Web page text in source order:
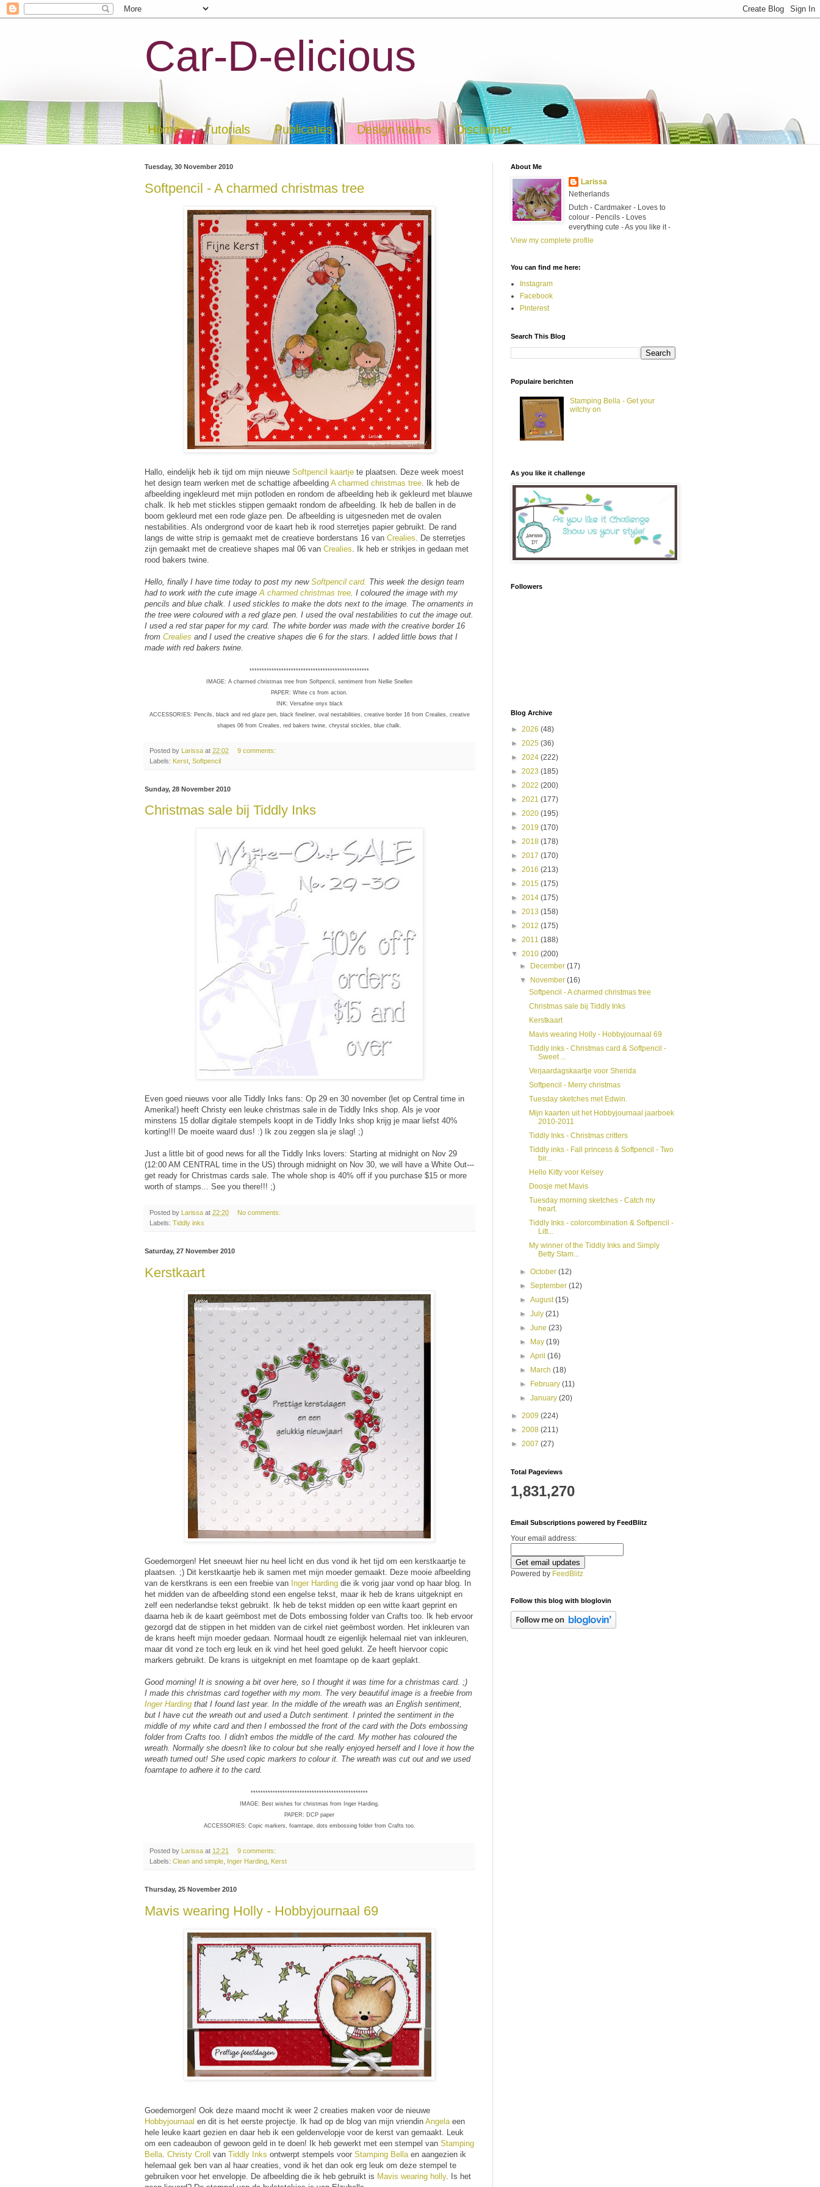
Car-D-elicious
Home Tutorials Publicaties Design teams Disclaimer
Tuesday, 30 November 2010
Softpencil - A charmed christmas tree
Hallo, eindelijk heb ik tijd om mijn nieuwe Softpencil kaartje te plaatsen. Deze week moest
het design team werken met de schattige afbeelding A charmed christmas tree . Ik heb de
afbeelding ingekleurd met mijn potloden en rondom de afbeelding heb ik gekleurd met blauwe
chalk. Ik heb met stickles stippen gemaakt rondom de afbeelding. Ik heb de ballen in de
boom gekleurd met een rode glaze pen. De afbeelding is uitgesneden met de ovalen
nestabilities. Als ondergrond voor de kaart heb ik rood sterretjes papier gebruikt. De rand
langs de witte strip is gemaakt met de creatieve borderstans 16 van Crealies . De sterretjes
zijn gemaakt met de creatieve shapes mal 06 van Crealies . Ik heb er strikjes in gedaan met
rood bakers twine.
Hello, finally I have time today to post my new Softpencil card. This week the design team
had to work with the cute image A charmed christmas tree . I coloured the image with my
pencils and blue chalk. I used stickles to make the dots next to the image. The ornaments in
the tree were coloured with a red glaze pen. I used the oval nestabilities to cut the image out.
I used a red star paper for my card. The white border was made with the creative border 16
from Crealies and I used the creative shapes die 6 for the stars. I added little bows that I
made with red bakers twine.
*************************************************
IMAGE: A charmed christmas tree from Softpencil, sentiment from Nellie Snellen
PAPER: White cs from action.
INK: Versafine onyx black
ACCESSORIES: Pencils, black and red glaze pen, black fineliner, oval nestabilities, creative border 16 from Crealies, creative
shapes 06 from Crealies, red bakers twine, chrystal stickles, blue chalk.
Posted by Larissa at 22:02
9 comments:
Labels: Kerst Softpencil
Sunday, 28 November 2010
Christmas sale bij Tiddly Inks
Even goed nieuws voor alle Tiddly Inks fans: Op 29 en 30 november (let op Central time in
Amerika!) heeft Christy een leuke christmas sale in de Tiddly Inks shop. Als je voor
minstens 15 dollar digitale stempels koopt in de Tiddly Inks shop krijg je maar liefst 40%
korting!!! De moeite waard dus! :) Ik zou zeggen sla je slag! ;)
Just a little bit of good news for all the Tiddly Inks lovers: Starting at midnight on Nov 29
(12:00 AM CENTRAL time in the US) through midnight on Nov 30, we will have a White Out---
get ready for Christmas cards sale. The whole shop is 40% off if you purchase $15 or more
worth of stamps... See you there!!! ;)
Posted by Larissa at 22:20
No comments:
Labels: Tiddly inks
Saturday, 27 November 2010
Kerstkaart
Goedemorgen! Het sneeuwt hier nu heel licht en dus vond ik het tijd om een kerstkaartje te
plaatsen. ;) Dit kerstkaartje heb ik samen met mijn moeder gemaakt. Deze mooie afbeelding
van de kerstkrans is een een freebie van Inger Harding die ik vorig jaar vond op haar blog. In
het midden van de afbeelding stond een engelse tekst, maar ik heb de krans uitgeknipt en
zelf een nederlandse tekst gebruikt. Ik heb de tekst midden op een witte kaart geprint en
daarna heb ik de kaart geëmbost met de Dots embossing folder van Crafts too. Ik heb ervoor
gezorgd dat de stippen in het midden van de cirkel niet geëmbost worden. Het inkleuren van
de krans heeft mijn moeder gedaan. Normaal houdt ze eigenlijk helemaal niet van inkleuren,
maar dit vond ze toch erg leuk en ik vind het heel goed gelukt. Ze heeft hiervoor copic
markers gebruikt. De krans is uitgeknipt en met foamtape op de kaart geplakt.
Good morning! It is snowing a bit over here, so I thought it was time for a christmas card. ;)
I made this christmas card together with my mom. The very beautiful image is a freebie from
Inger Harding that I found last year. In the middle of the wreath was an English sentiment,
but I have cut the wreath out and used a Dutch sentiment. I printed the sentiment in the
middle of my white card and then I embossed the front of the card with the Dots embossing
folder from Crafts too. I didn't embos the middle of the card. My mother has coloured the
wreath. Normally she doesn't like to colour but she really enjoyed herself and I love it how the
wreath turned out! She used copic markers to colour it. The wreath was cut out and we used
foamtape to adhere it to the card.
************************************************
IMAGE: Best wishes for christmas from Inger Harding.
PAPER: DCP paper
ACCESSORIES: Copic markers, foamtape, dots embossing folder from Crafts too.
Posted by Larissa at 12:21
9 comments:
Labels: Clean and simple Inger Harding Kerst
Thursday, 25 November 2010
Mavis wearing Holly - Hobbyjournaal 69
Goedemorgen! Ook deze maand mocht ik weer 2 creaties maken voor de nieuwe
Hobbyjournaal en dit is het eerste projectje. Ik had op de blog van mijn vriendin Angela een
hele leuke kaart gezien en daar heb ik een geldenvelopje voor de kerst van gemaakt. Leuk
om een cadeaubon of gewoon geld in te doen! Ik heb gewerkt met een stempel van Stamping
Bella Christy Croll van Tiddly Inks ontwerpt stempels voor Stamping Bella en aangezien ik
helemaal gek ben van al haar creaties, vond ik het dan ook erg leuk om deze stempel te
gebruiken voor het envelopje. De afbeelding die ik heb gebruikt is Mavis wearing holly. Is het
About Me
Larissa
Netherlands
Dutch - Cardmaker - Loves to
colour - Pencils - Loves
everything cute - As you like it -
View my complete profile
You can find me here:
Instagram
Facebook
Pinterest
Search This Blog
Populaire berichten
Stamping Bella - Get your
witchy on
As you like it challenge
Followers
Blog Archive
► 2026 (48)
► 2025 (36)
► 2024 (222)
► 2023 (185)
► 2022 (200)
► 2021 (177)
► 2020 (195)
► 2019 (170)
► 2018 (178)
► 2017 (170)
► 2016 (213)
► 2015 (175)
► 2014 (175)
► 2013 (158)
► 2012 (175)
► 2011 (188)
▼ 2010 (200)
► December(17)
▼ November(16)
Softpencil - A charmed christmas tree
Christmas sale bij Tiddly Inks
Kerstkaart
Mavis wearing Holly - Hobbyjournaal 69
Tiddly inks - Christmas card & Softpencil -
Sweet ...
Verjaardagskaartje voor Sherida
Softpencil - Merry christmas
Tuesday sketches met Edwin.
Mijn kaarten uit het Hobbyjournaal jaarboek
2010-2011
Tiddly Inks - Christmas critters
Tiddly inks - Fall princess & Softpencil - Two
bir...
Hello Kitty voor Kelsey
Doosje met Mavis
Tuesday morning sketches - Catch my
heart.
Tiddly Inks - colorcombination & Softpencil -
Litt...
My winner of the Tiddly Inks and Simply
Betty Stam...
►October(12)
►September(12)
►August(15)
►July(21)
►June(23)
► May(19)
►April(16)
► March(18)
► February(11)
►January(20)
► 2009 (224)
► 2008 (211)
► 2007 (27)
Total Pageviews
1,831,270
Email Subscriptions powered by FeedBlitz
Your email address:
Powered by FeedBlitz
Follow this blog with bloglovin